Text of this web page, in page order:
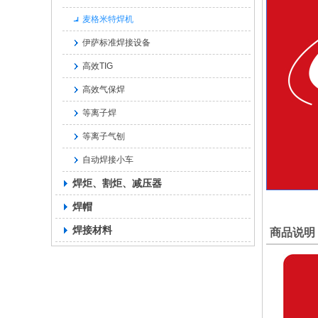
麦格米特焊机
伊萨标准焊接设备
高效TIG
高效气保焊
等离子焊
等离子气刨
自动焊接小车
焊炬、割炬、减压器
焊帽
焊接材料 商品说明